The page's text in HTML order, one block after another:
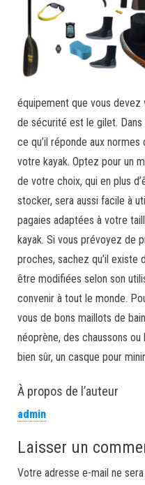
équipement que vous
de sécurité est le gilet.
ce qu’il réponde aux
votre kayak. Optez pour un
de votre choix, qui en plus
stocker, sera aussi facile à
pagaies adaptées à votre
kayak. Si vous prévoyez de
proches, sachez qu’il existe
être modifiées selon son
convenir à tout le monde.
vous de bons maillots de
néoprène, des chaussons
bien sûr, un casque pour
À propos de l’auteur
admin
Laisser un
Votre adresse e-mail ne